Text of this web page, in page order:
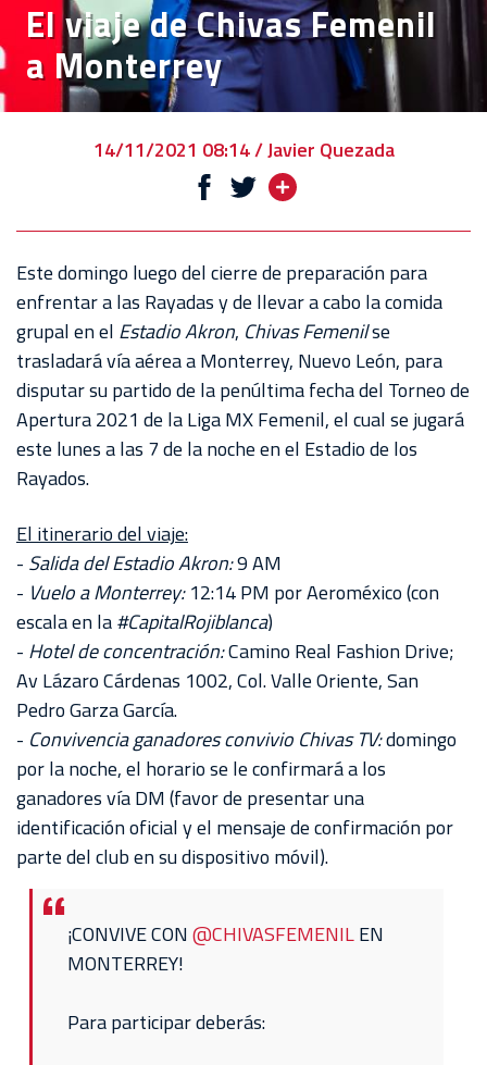
VENTA
DE
BOLETOS
CHIVABONOS
REBAÑO
CHIVAS
TIENDA
CHIVAS
CHIVASTV
ESTADIO
TOUR
ESTADIO
AKRON
El viaje de Chivas Femenil
a Monterrey
14/11/2021 08:14 / Javier Quezada
Este domingo luego del cierre de preparación para
enfrentar a las Rayadas y de llevar a cabo la comida
grupal en el Estadio Akron, Chivas Femenilse
trasladará vía aérea a Monterrey, Nuevo León, para
disputar su partido de la penúltima fecha del Torneo de
Apertura 2021 de la Liga MX Femenil, el cual se jugará
este lunes a las 7 de la noche en el Estadio de los
Rayados.
El itinerario del viaje:
- Salida del Estadio Akron:9 AM
- Vuelo a Monterrey:12:14 PM por Aeroméxico (con
escala en la#CapitalRojiblanca)
- Hotel de concentración:Camino Real Fashion Drive;
Av Lázaro Cárdenas 1002, Col. Valle Oriente, San
Pedro Garza García.
- Convivencia ganadores convivio Chivas TV:domingo
por la noche, el horario se le confirmará a los
ganadores vía DM (favor de presentar una
identificación oficial y el mensaje de confirmación por
parte del club en su dispositivo móvil).
¡CONVIVE CON@CHIVASFEMENILEN
MONTERREY!
Para participar deberás: